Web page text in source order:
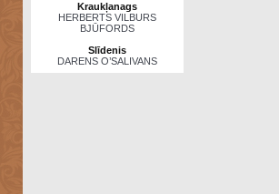
Kraukļanags
HERBERTS VILBURS
BJŪFORDS
Slīdenis
DARENS O’SALIVANS